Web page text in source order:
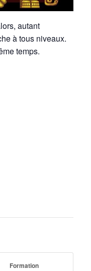
autant
à tous niveaux.
temps.
Formation